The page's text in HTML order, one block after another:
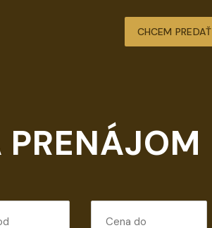
CHCEM PREDAŤ